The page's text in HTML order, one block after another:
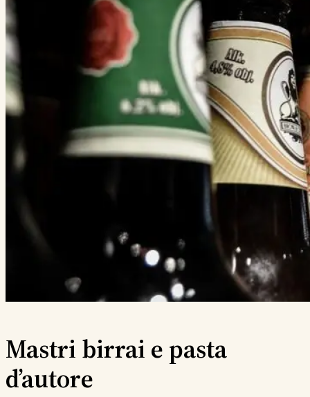
Mastri birrai e pasta
d’autore